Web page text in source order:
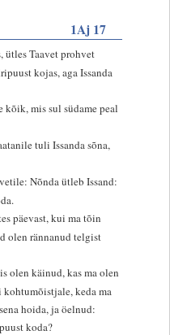
1Aj 17
ütles Taavet prohvet
kojas, aga Issanda
kõik, mis sul südame peal
tuli Issanda sõna,
Nõnda ütleb Issand:
päevast, kui ma tõin
olen rännanud telgist
olen käinud, kas ma olen
keda ma
hoida, ja öelnud:
koda?